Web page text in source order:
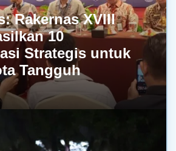
Rakernas XVIII
10
Strategis untuk
Tangguh